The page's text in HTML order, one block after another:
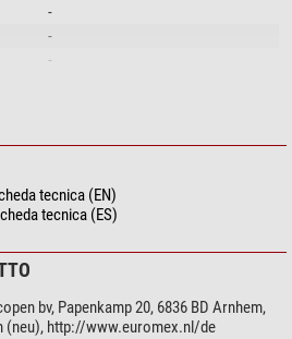
-
-
-
4,54
USB 3.0
CCD
2748x2200
14
tecnica (EN)
tecnica (ES)
bv, Papenkamp 20, 6836 BD Arnhem,
(neu), http://www.euromex.nl/de